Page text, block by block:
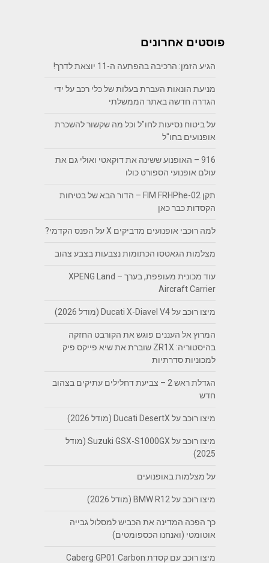
פוסטים אחרונים
הגיע הזמן: הרכיבה בהפתעה ה-11 יוצאת לדרך!
מניעת הונאות העברת בעלות של כלי רכב על ידי
הגדרה חדשה באתר הממשלתי
על ביטוח נסיעות לחו"ל וכל מה שקשור להשכרת
אופנועים בחו"ל
916 – האופנוע ששינה את דוקאטי ואולי גם את
עולם אופנועי הספורט כולו
תקן FIM FRHPhe-02 – הדור הבא של בטיחות
הקסדות כבר כאן
למה רוכבי אופנועים מדביקים X על הפנס הקדמי?
מצלמות הגאטסו הכתומות נצבעות בצבע צהוב
עוד מכונית מעופפת, בערך – XPENG Land
Aircraft Carrier
מיצו רוכב על Ducati X-Diavel V4 (מודל 2026)
המרוץ אל העננים פוגש את הקורבט החזקה
בהיסטוריה: ZR1X שוברת את שיא פייקס פיק
למכוניות סדרתיות
הגדלת ראש 2 – צביעת דחלילים עתיקים בצהוב
חדש
מיצו רוכב על Ducati DesertX (מודל 2026)
מיצו רוכב על Suzuki GSX-S1000GX (מודל
2025)
על מצלמות באופנועים
מיצו רוכב על BMW R12 (מודל 2026)
כך הפכה המדינה את הכביש למסלול גבייה
אוטומטי (ואנחנו הכספומטים)
מיצו רוכב עם קסדת Caberg GP01 Carbon